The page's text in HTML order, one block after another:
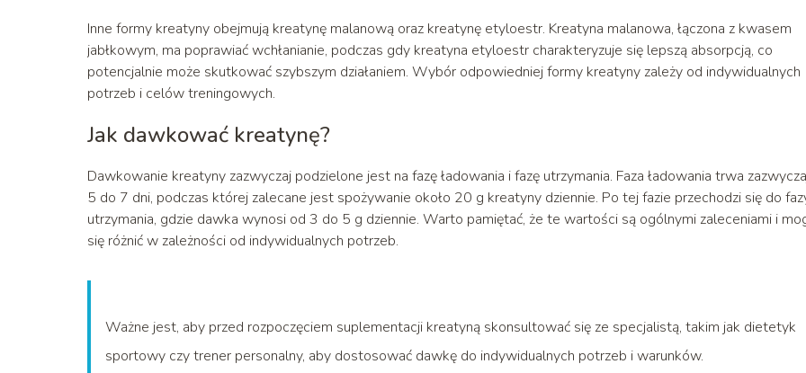
Inne formy kreatyny obejmują kreatynę malanową oraz kreatynę etyloestr. Kreatyna malanowa, łączona z kwasem
jabłkowym, ma poprawiać wchłanianie, podczas gdy kreatyna etyloestr charakteryzuje się lepszą absorpcją, co
potencjalnie może skutkować szybszym działaniem. Wybór odpowiedniej formy kreatyny zależy od indywidualnych
potrzeb i celów treningowych.
Jak dawkować kreatynę?
Dawkowanie kreatyny zazwyczaj podzielone jest na fazę ładowania i fazę utrzymania. Faza ładowania trwa
5 do 7 dni, podczas której zalecane jest spożywanie około 20 g kreatyny dziennie. Po tej fazie przechodzi się do
utrzymania, gdzie dawka wynosi od 3 do 5 g dziennie. Warto pamiętać, że te wartości są ogólnymi zaleceniami i
się różnić w zależności od indywidualnych potrzeb.
Ważne jest, aby przed rozpoczęciem suplementacji kreatyną skonsultować się ze specjalistą, takim jak dietetyk
sportowy czy trener personalny, aby dostosować dawkę do indywidualnych potrzeb i warunków.